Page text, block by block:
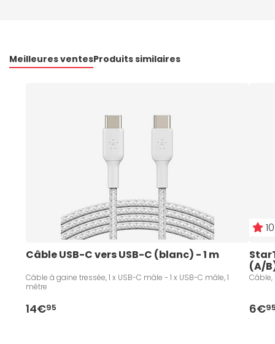
Meilleures ventesProduits similaires
Câble USB-C vers USB-C (blanc) - 1 m
Câble à gaine tressée, 1 x USB-C mâle - 1 x USB-C mâle, 1
mètre
14€95
(A/
Câble,
6€